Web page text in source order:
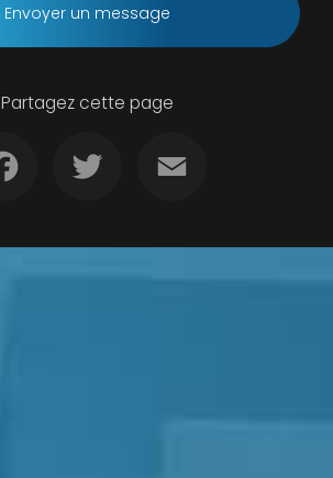
Envoyer un message
Partagez cette page